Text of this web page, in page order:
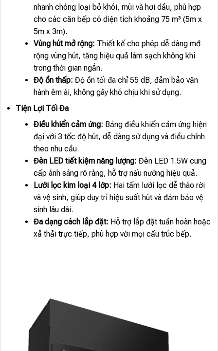
nhanh chóng loại bỏ khói, mùi và hơi dầu, phù hợp
cho các căn bếp có diện tích khoảng 75 m³ (5m x
5m x 3m).
Vùng hút mở rộng: Thiết kế cho phép dễ dàng mở
rộng vùng hút, tăng hiệu quả làm sạch không khí
trong thời gian ngắn.
Độ ồn thấp: Độ ồn tối đa chỉ 55 dB, đảm bảo vận
hành êm ái, không gây khó chịu khi sử dụng.
Tiện Lợi Tối Đa
Điều khiển cảm ứng: Bảng điều khiển cảm ứng hiện
đại với 3 tốc độ hút, dễ dàng sử dụng và điều chỉnh
theo nhu cầu.
Đèn LED tiết kiệm năng lượng: Đèn LED 1.5W cung
cấp ánh sáng rõ ràng, hỗ trợ nấu nướng hiệu quả.
Lưới lọc kim loại 4 lớp: Hai tấm lưới lọc dễ tháo rời
và vệ sinh, giúp duy trì hiệu suất hút và đảm bảo vệ
sinh lâu dài.
Đa dạng cách lắp đặt: Hỗ trợ lắp đặt tuần hoàn hoặc
xả thải trực tiếp, phù hợp với mọi cấu trúc bếp.